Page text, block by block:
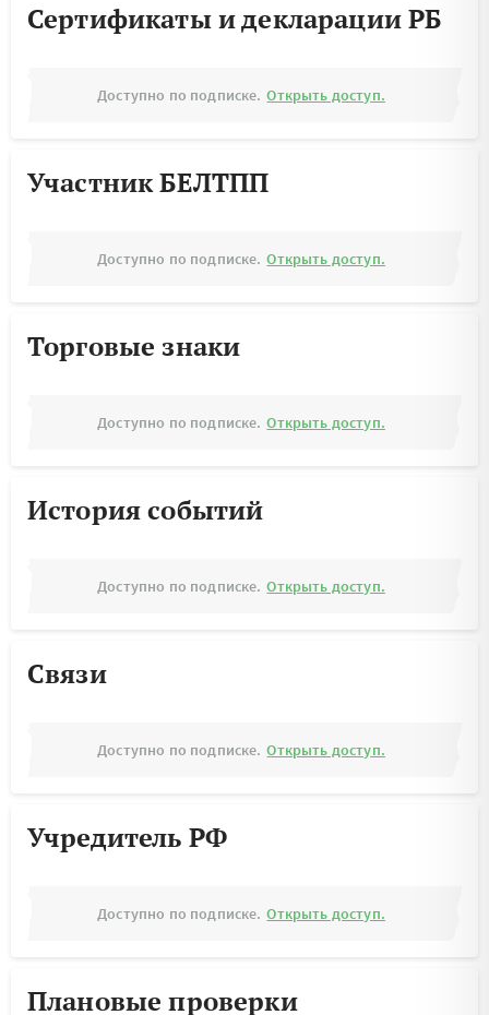
Сертификаты и декларации РБ
Доступно по подписке. Открыть доступ.
Участник БЕЛТПП
Доступно по подписке. Открыть доступ.
Торговые знаки
Доступно по подписке. Открыть доступ.
История событий
Доступно по подписке. Открыть доступ.
Связи
Доступно по подписке. Открыть доступ.
Учредитель РФ
Доступно по подписке. Открыть доступ.
Плановые проверки